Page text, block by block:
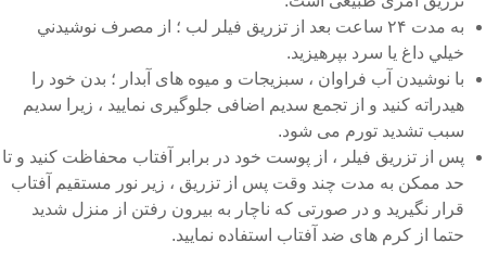
به مدت ۲۴ ساعت بعد از تزریق فيلر لب ؛ از مصرف نوشيدني
خيلي داغ يا سرد بپرهیزید.
با نوشیدن آب فراوان ، سبزیجات و میوه های آبدار ؛ بدن خود را
هیدراته کنید و از تجمع سدیم اضافی جلوگیری نمایید ، زیرا سدیم
سبب تشدید تورم می شود.
پس از تزریق فیلر ، از پوست خود در برابر آفتاب محفاظت کنید و تا
حد ممکن به مدت چند وقت پس از تزریق ، زیر نور مستقیم آفتاب
قرار نگیرید و در صورتی که ناچار به بیرون رفتن از منزل شدید
حتما از کرم های ضد آفتاب استفاده نمایید.